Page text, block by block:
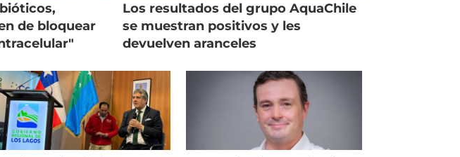
de bloquear
Los resultados del grupo AquaChile
se muestran positivos y les
devuelven aranceles